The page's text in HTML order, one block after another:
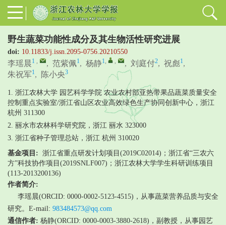
野生蔬菜功能性成分及其生物活性研究进展
doi: 10.11833/j.issn.2095-0756.20210550
李瑶晨1 , , 范紫佩1, 杨静1, , , 刘庭付2, 祝彪1,
朱祝军1, 陈小央3
1. 浙江农林大学 园艺科学学院 农业农村部亚热带果品蔬菜质量安全
控制重点实验室/浙江省山区农业高效绿色生产协同创新中心，浙江
杭州 311300
2. 丽水市农林科学研究院，浙江 丽水 323000
3. 浙江省种子管理总站，浙江 杭州 310020
基金项目: 浙江省重点研发计划项目(2019C02014)；浙江省“三农六
方”科技协作项目(2019SNLF007)；浙江农林大学学生科研训练项目
(113-2013200136)
作者简介:
李瑶晨(ORCID: 0000-0002-5123-4515)，从事蔬菜营养品质与安全
研究。E-mail: 983484573@qq.com
通信作者: 杨静(ORCID: 0000-0003-3880-2618)，副教授，从事园艺